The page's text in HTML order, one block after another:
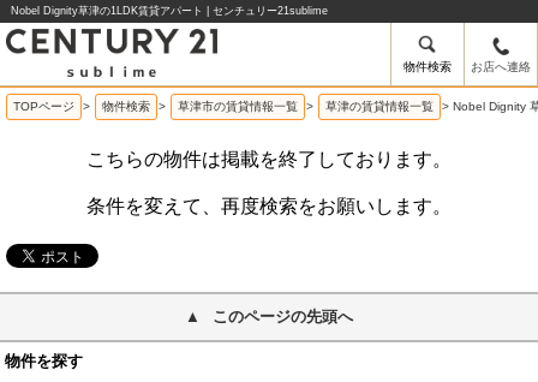
Nobel Dignity草津の1LDK賃貸アパート | センチュリー21sublime
物件検索 お店へ連絡
TOPページ > 物件検索 > 草津市の賃貸情報一覧 > 草津の賃貸情報一覧 > Nobel Dignity
こちらの物件は掲載を終了しております。
条件を変えて、再度検索をお願いします。
このページの先頭へ
物件を探す